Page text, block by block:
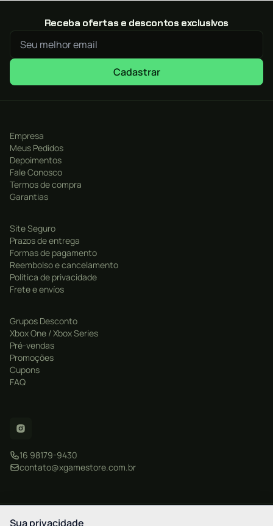
campanha contra IA, ou colaborando e enfrentando seus
amigos em partidas 3v3 no Xbox Live. Aprenda novas
estratégias com diferentes líderes nos modos de jogo
Receba ofertas e descontos exclusivos
Cadastrar
Empresa
Meus Pedidos
Depoimentos
Fale Conosco
Termos de compra
Garantias
Site Seguro
Prazos de entrega
Formas de pagamento
Reembolso e cancelamento
Politica de privacidade
Frete e envíos
Grupos Desconto
Xbox One / Xbox Series
Pré-vendas
Promoções
Cupons
FAQ
16 98179-9430
contato@xgamestore.com.br
Sua privacidade